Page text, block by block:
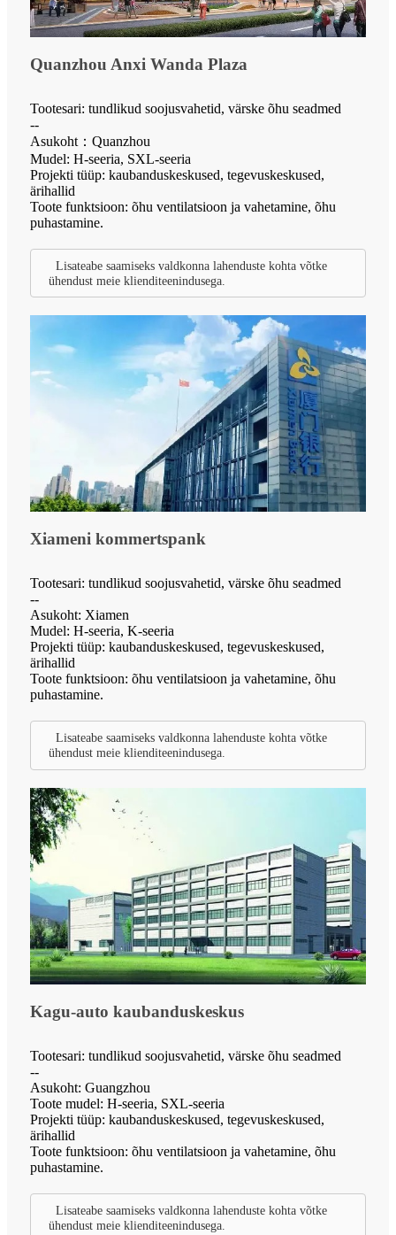
Quanzhou Anxi Wanda Plaza
Tootesari: tundlikud soojusvahetid, värske õhu seadmed
--
Asukoht：Quanzhou
Mudel: H-seeria, SXL-seeria
Projekti tüüp: kaubanduskeskused, tegevuskeskused,
ärihallid
Toote funktsioon: õhu ventilatsioon ja vahetamine, õhu
puhastamine.
Lisateabe saamiseks valdkonna lahenduste kohta võtke
ühendust meie klienditeenindusega.
Xiameni kommertspank
Tootesari: tundlikud soojusvahetid, värske õhu seadmed
--
Asukoht: Xiamen
Mudel: H-seeria, K-seeria
Projekti tüüp: kaubanduskeskused, tegevuskeskused,
ärihallid
Toote funktsioon: õhu ventilatsioon ja vahetamine, õhu
puhastamine.
Lisateabe saamiseks valdkonna lahenduste kohta võtke
ühendust meie klienditeenindusega.
Kagu-auto kaubanduskeskus
Tootesari: tundlikud soojusvahetid, värske õhu seadmed
--
Asukoht: Guangzhou
Toote mudel: H-seeria, SXL-seeria
Projekti tüüp: kaubanduskeskused, tegevuskeskused,
ärihallid
Toote funktsioon: õhu ventilatsioon ja vahetamine, õhu
puhastamine.
Lisateabe saamiseks valdkonna lahenduste kohta võtke
ühendust meie klienditeenindusega.